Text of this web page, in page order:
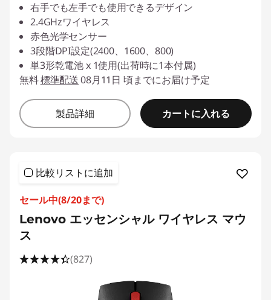
右手でも左手でも使用できるデザイン
2.4GHzワイヤレス
赤色光学センサー
3段階DPI設定(2400、1600、800)
単3形乾電池 x 1使用(出荷時に1本付属)
無料標準配送08月11日 頃までにお届け予定
製品詳細 カートに入れる
比較リストに追加
セール中(8/20まで)
Lenovo エッセンシャル ワイヤレス マウ
ス
(827)